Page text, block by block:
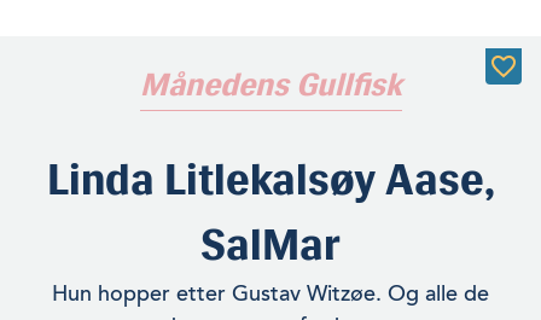
Månedens Gullfisk
Linda Litlekalsøy Aase,
SalMar
Hun hopper etter Gustav Witzøe. Og alle de